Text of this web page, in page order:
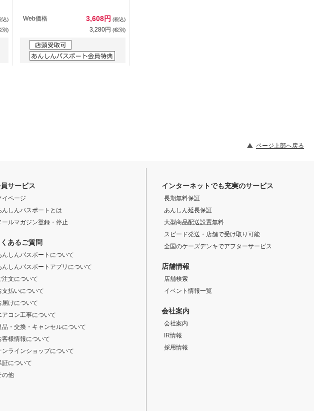
込)
別)
Web価格 3,608円 (税込)
3,280円 (税別)
ページ上部へ戻る
サービス
イページ
んしんパスポートとは
ールマガジン登録・停止
あるご質問
んしんパスポートについて
んしんパスポートアプリについて
注文について
支払いについて
届けについて
アコン工事について
品・交換・キャンセルについて
客様情報について
ンラインショップについて
証について
の他
インターネットでも充実のサービス
長期無料保証
あんしん延長保証
大型商品配送設置無料
スピード発送・店舗で受け取り可能
全国のケーズデンキでアフターサービス
店舗情報
店舗検索
イベント情報一覧
会社案内
会社案内
IR情報
採用情報